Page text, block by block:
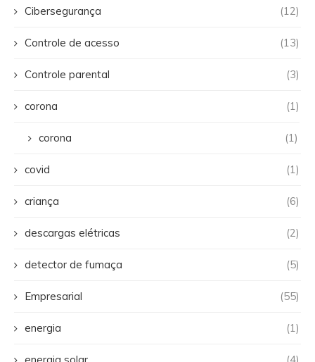
Cibersegurança (12)
Controle de acesso (13)
Controle parental (3)
corona (1)
corona (1)
covid (1)
criança (6)
descargas elétricas (2)
detector de fumaça (5)
Empresarial (55)
energia (1)